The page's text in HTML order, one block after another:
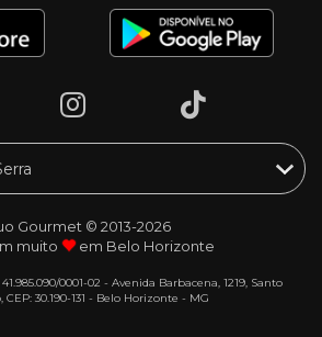
Gourmet © 2013-2026
muito
em Belo Horizonte
0001-02 - Avenida Barbacena, 1219, Santo
CEP: 30.190-131 - Belo Horizonte - MG